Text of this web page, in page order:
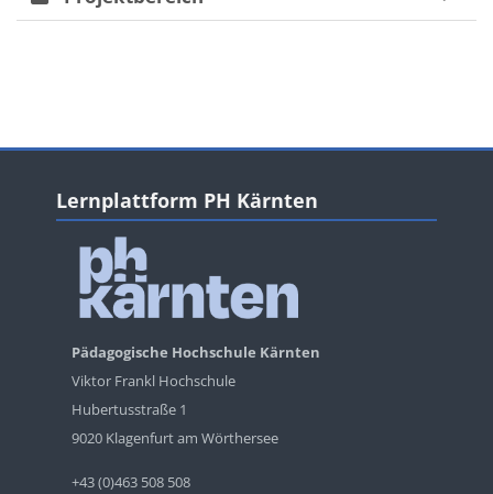
Blöcke
Lernplattform PH Kärnten
Pädagogische Hochschule Kärnten
Viktor Frankl Hochschule
Hubertusstraße 1
9020 Klagenfurt am Wörthersee
+43 (0)463 508 508